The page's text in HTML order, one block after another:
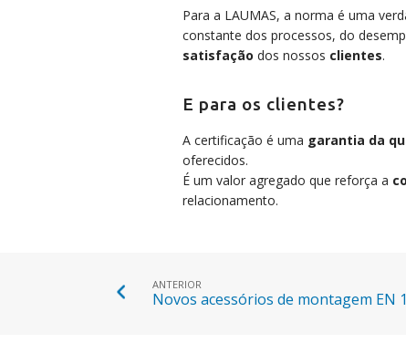
Para a LAUMAS, a norma é uma
constante dos processos, do
satisfação dos nossos clientes.
E para os clientes?
A certificação é uma garantia da
oferecidos.
É um valor agregado que reforça a
relacionamento.
ANTERIOR
Novos acessórios de montagem EN